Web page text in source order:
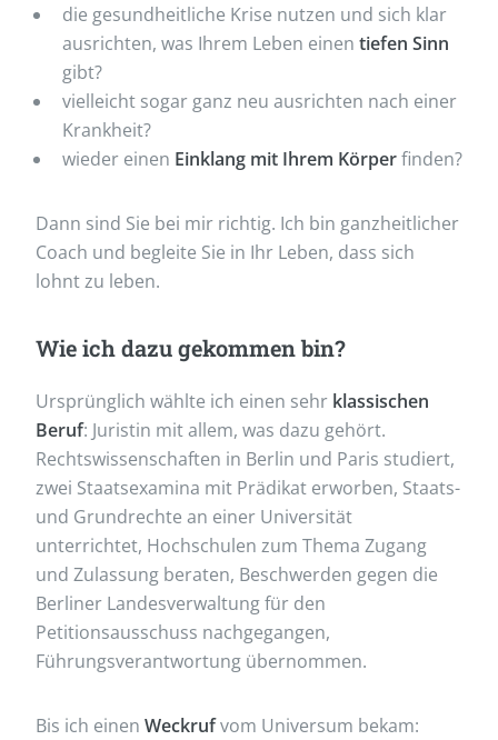
die gesundheitliche Krise nutzen und sich klar
ausrichten, was Ihrem Leben einen tiefen Sinn
gibt?
vielleicht sogar ganz neu ausrichten nach einer
Krankheit?
wieder einen Einklang mit Ihrem Körperfinden?
Dann sind Sie bei mir richtig. Ich bin ganzheitlicher
Coach und begleite Sie in Ihr Leben, dass sich
lohnt zu leben.
Wie ich dazu gekommen bin?
Ursprünglich wählte ich einen sehr klassischen
Beruf: Juristin mit allem, was dazu gehört.
Rechtswissenschaften in Berlin und Paris studiert,
zwei Staatsexamina mit Prädikat erworben, Staats-
und Grundrechte an einer Universität
unterrichtet, Hochschulen zum Thema Zugang
und Zulassung beraten, Beschwerden gegen die
Berliner Landesverwaltung für den
Petitionsausschuss nachgegangen,
Führungsverantwortung übernommen.
Bis ich einen Weckrufvom Universum bekam: